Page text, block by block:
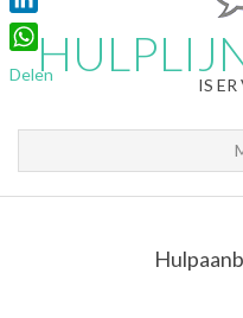
IS
Navigation
Menu
LinkedIn
WhatsApp
Delen